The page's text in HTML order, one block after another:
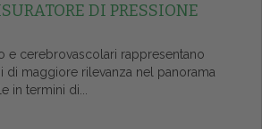
DI PRESSIONE
e cerebrovascolari rappresentano
di maggiore rilevanza nel panorama
in termini di...